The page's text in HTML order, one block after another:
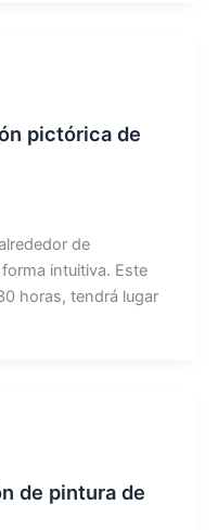
pictórica de
de
intuitiva. Este
horas, tendrá lugar
de pintura de